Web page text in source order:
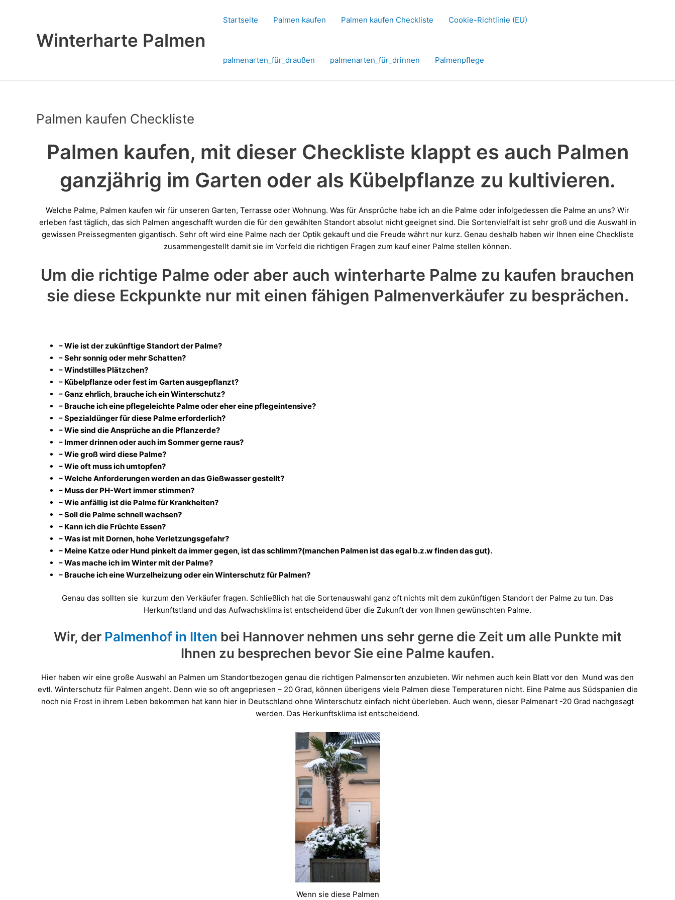
Winterharte Palmen
Startseite Palmen kaufen Palmen kaufen Checkliste Cookie-Richtlinie (EU)
palmenarten_für_draußen palmenarten_für_drinnen Palmenpflege
Palmen kaufen Checkliste
Palmen kaufen, mit dieser Checkliste klappt es auch Palmen
ganzjährig im Garten oder als Kübelpflanze zu kultivieren.
Welche Palme, Palmen kaufen wir für unseren Garten, Terrasse oder Wohnung. Was für Ansprüche habe ich an die Palme oder infolgedessen die Palme an uns? Wir
erleben fast täglich, das sich Palmen angeschafft wurden die für den gewählten Standort absolut nicht geeignet sind. Die Sortenvielfalt ist sehr groß und die Auswahl in
gewissen Preissegmenten gigantisch. Sehr oft wird eine Palme nach der Optik gekauft und die Freude währt nur kurz. Genau deshalb haben wir Ihnen eine Checkliste
zusammengestellt damit sie im Vorfeld die richtigen Fragen zum kauf einer Palme stellen können.
Um die richtige Palme oder aber auch winterharte Palme zu kaufen brauchen
sie diese Eckpunkte nur mit einen fähigen Palmenverkäufer zu besprächen.
– Wie ist der zukünftige Standort der Palme?
– Sehr sonnig oder mehr Schatten?
– Windstilles Plätzchen?
– Kübelpflanze oder fest im Garten ausgepflanzt?
– Ganz ehrlich, brauche ich ein Winterschutz?
– Brauche ich eine pflegeleichte Palme oder eher eine pflegeintensive?
– Spezialdünger für diese Palme erforderlich?
– Wie sind die Ansprüche an die Pflanzerde?
– Immer drinnen oder auch im Sommer gerne raus?
– Wie groß wird diese Palme?
– Wie oft muss ich umtopfen?
– Welche Anforderungen werden an das Gießwasser gestellt?
– Muss der PH-Wert immer stimmen?
– Wie anfällig ist die Palme für Krankheiten?
– Soll die Palme schnell wachsen?
– Kann ich die Früchte Essen?
– Was ist mit Dornen, hohe Verletzungsgefahr?
– Meine Katze oder Hund pinkelt da immer gegen, ist das schlimm?(manchen Palmen ist das egal b.z.w finden das gut).
– Was mache ich im Winter mit der Palme?
– Brauche ich eine Wurzelheizung oder ein Winterschutz für Palmen?
Genau das sollten sie kurzum den Verkäufer fragen. Schließlich hat die Sortenauswahl ganz oft nichts mit dem zukünftigen Standort der Palme zu tun. Das
Herkunftstland und das Aufwachsklima ist entscheidend über die Zukunft der von Ihnen gewünschten Palme.
Wir, der Palmenhof in Ilten bei Hannover nehmen uns sehr gerne die Zeit um alle Punkte mit
Ihnen zu besprechen bevor Sie eine Palme kaufen.
Hier haben wir eine große Auswahl an Palmen um Standortbezogen genau die richtigen Palmensorten anzubieten. Wir nehmen auch kein Blatt vor den Mund was den
evtl. Winterschutz für Palmen angeht. Denn wie so oft angepriesen – 20 Grad, können überigens viele Palmen diese Temperaturen nicht. Eine Palme aus Südspanien die
noch nie Frost in ihrem Leben bekommen hat kann hier in Deutschland ohne Winterschutz einfach nicht überleben. Auch wenn, dieser Palmenart -20 Grad nachgesagt
werden. Das Herkunftsklima ist entscheidend.
Wenn sie diese Palmen